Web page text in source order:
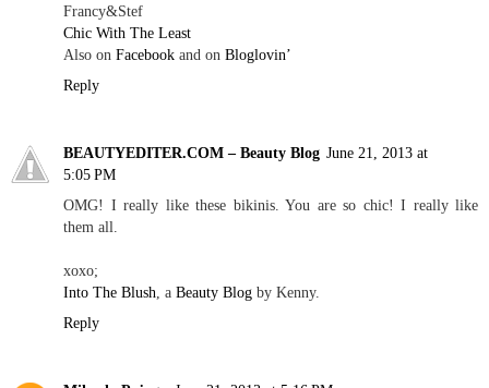
Francy&Stef
Chic With The Least
Also on Facebook and on Bloglovin’
Reply
BEAUTYEDITER.COM – Beauty Blog June 21, 2013 at
5:05 PM
OMG! I really like these bikinis. You are so chic! I really like
them all.
xoxo;
Into The Blush, a Beauty Blog by Kenny.
Reply